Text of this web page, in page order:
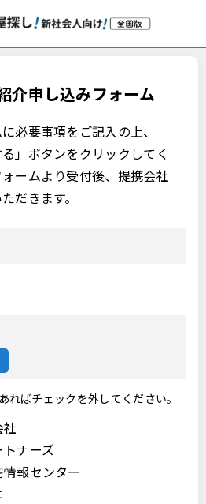
介申し込みフォーム
必要事項をご記入の上、
」ボタンをクリックしてく
ームより受付後、提携会社
だきます。
ればチェックを外してください。
ナーズ
報センター